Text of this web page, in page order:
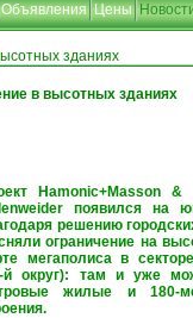
Объявления Цены
зданиях
в высотных зданиях
Hamonic+Masson
появился на
решению
ограничение на
мегаполиса в
й округ): там и уже
жилые и 180-